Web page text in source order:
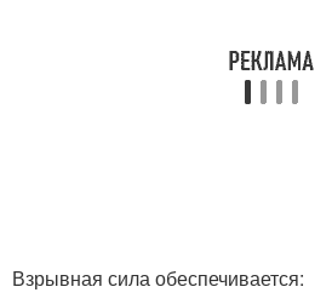
Взрывная сила обеспечивается: